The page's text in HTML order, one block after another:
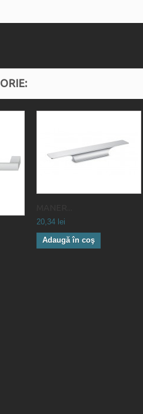
20,34 lei
Adaugă în coş